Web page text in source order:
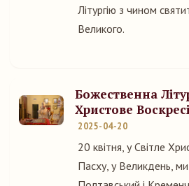
Літургію з чином
Великого.
Божественна
Христове
2025-04-20
20 квітня, у Світле
Пасху, у Великдень,